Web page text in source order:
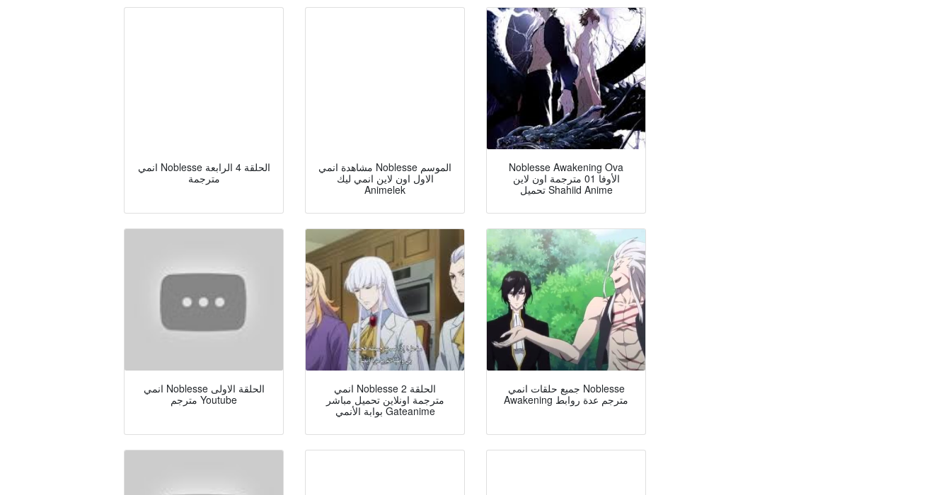
انمي Noblesse الحلقة 4 الرابعة
مترجمة
مشاهدة انمي Noblesse الموسم
الاول اون لاين انمي ليك
Animelek
Noblesse Awakening Ova
الأوفا 01 مترجمة اون لاين
تحميل Shahiid Anime
انمي Noblesse الحلقة الاولى
مترجم Youtube
انمي Noblesse الحلقة 2
مترجمة اونلاين تحميل مباشر
بوابة الأنمي Gateanime
جميع حلقات انمي Noblesse
Awakening مترجم عدة روابط